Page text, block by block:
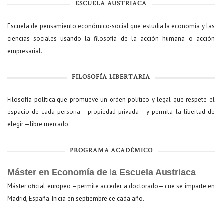
ESCUELA AUSTRIACA
Escuela de pensamiento económico-social que estudia la economía y las
ciencias sociales usando la filosofía de la acción humana o acción
empresarial.
FILOSOFÍA LIBERTARIA
Filosofía política que promueve un orden político y legal que respete el
espacio de cada persona —propiedad privada— y permita la libertad de
elegir —libre mercado.
PROGRAMA ACADÉMICO
Máster en Economía de la Escuela Austriaca
Máster oficial europeo —permite acceder a doctorado— que se imparte en
Madrid, España. Inicia en septiembre de cada año.